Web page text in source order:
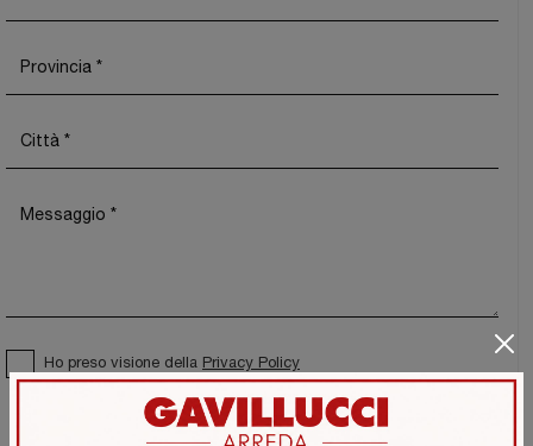
Ho preso visione della Privacy Policy